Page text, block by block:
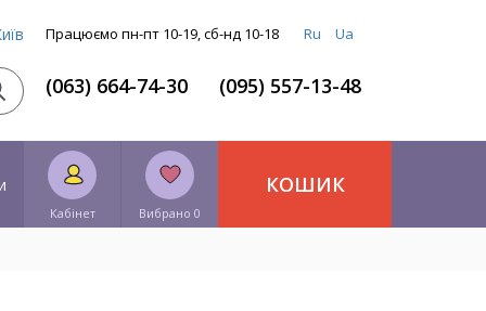
Працюємо пн-пт 10-19, сб-нд 10-18 Ru Ua
(063) 664-74-30 (095) 557-13-48
Кабінет Вибрано 0
КОШИК